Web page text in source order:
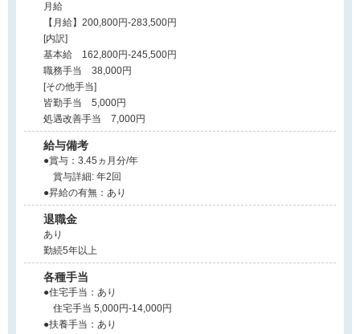
月給
【月給】200,800円-283,500円
[内訳]
基本給 162,800円-245,500円
職務手当 38,000円
[その他手当]
皆勤手当 5,000円
処遇改善手当 7,000円
給与備考
●賞与：3.45ヵ月分/年
賞与詳細: 年2回
●昇給の有無：あり
退職金
あり
勤続5年以上
各種手当
●住宅手当：あり
住宅手当 5,000円-14,000円
●扶養手当：あり